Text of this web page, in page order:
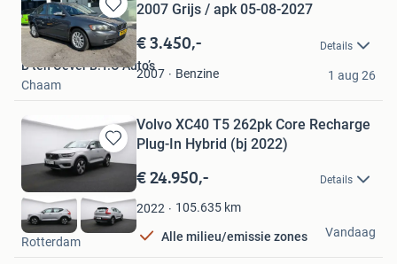
Bewaren
in
Mijn
Favorieten
2007 Grijs / apk 05-08-2027
€ 3.450,- Details
2007 Benzine
B ten Oever B.T.O Auto’s
Chaam
1 aug 26
Bewaren
in
Favorieten
Volvo XC40 T5 262pk Core Recharge
Plug-In Hybrid (bj 2022)
€ 24.950,- Details
2022 105.635 km
Alle milieu/emissie zones
Autocity
Rotterdam
Vandaag